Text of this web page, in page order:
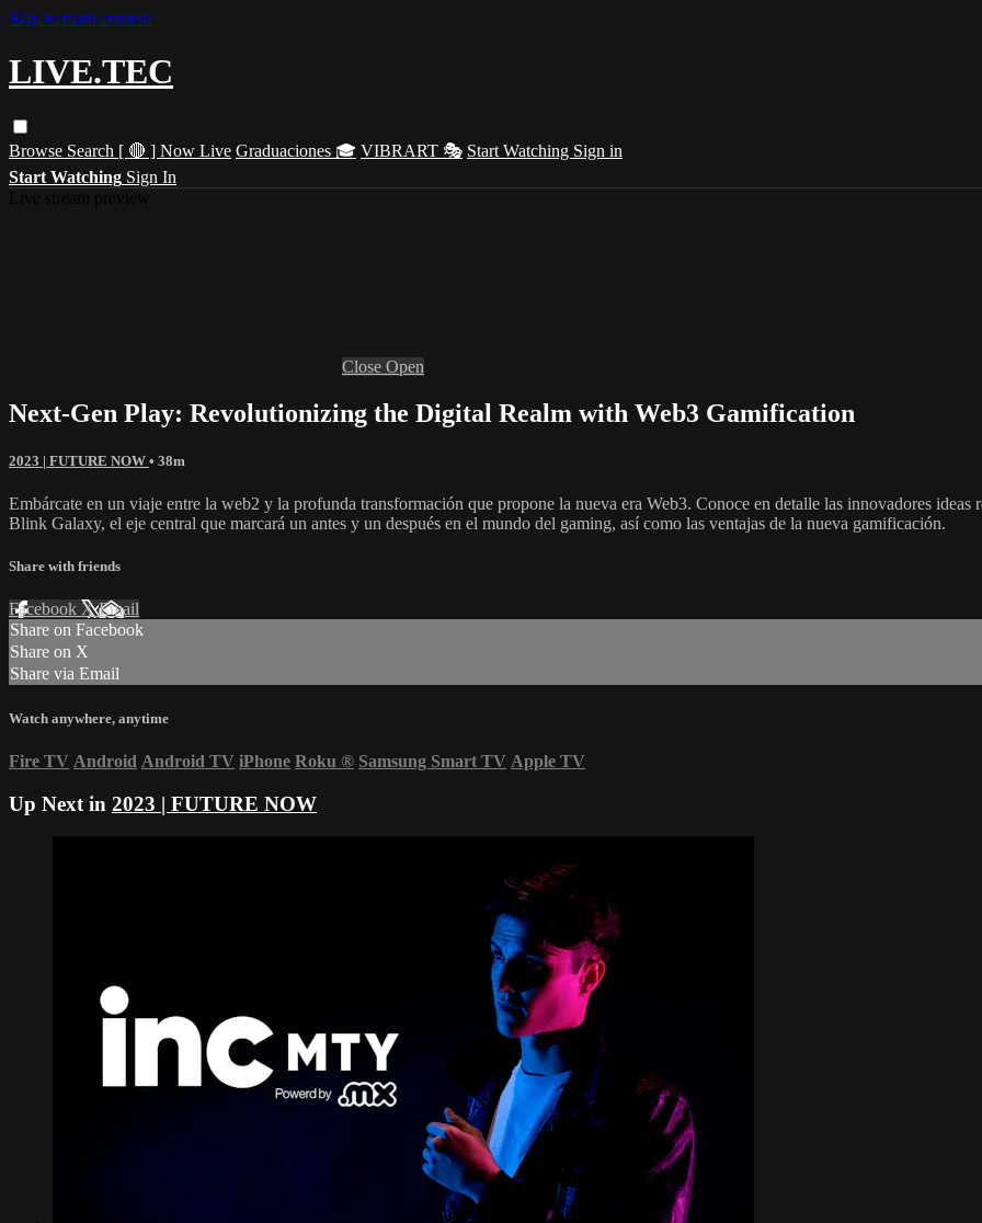
Skip to main content
LIVE.TEC
Browse Search [ 🔴 ] Now Live Graduaciones 🎓 VIBRART 🎭 Start Watching Sign in
Start Watching Sign In
Close Open
Next-Gen Play: Revolutionizing the Digital Realm with Web3 Gamification
2023 | FUTURE NOW • 38m
Embárcate en un viaje entre la web2 y la profunda transformación que propone la nueva era Web3. Conoce en detalle las innovadores
Blink Galaxy, el eje central que marcará un antes y un después en el mundo del gaming, así como las ventajas de la nueva gamificación.
Share with friends
Facebook XEmail
Share on Facebook
Share on X
Share via Email
Watch anywhere, anytime
Fire TV Android Android TV iPhone Roku ® Samsung Smart TV Apple TV
Up Next in 2023 | FUTURE NOW